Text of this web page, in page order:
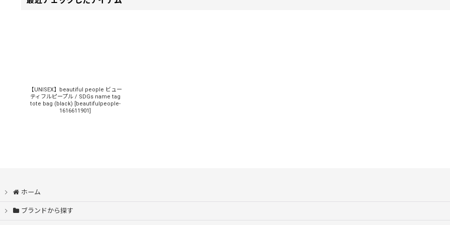
【UNISEX】beautiful people ビュー
ティフルピープル / SDGs name tag
tote bag (black) [beautifulpeople-
1616611901]
ホーム
ブランドから探す